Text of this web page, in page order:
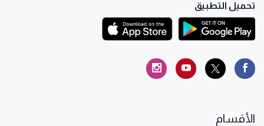
تحميل التطبيق
الأقسام